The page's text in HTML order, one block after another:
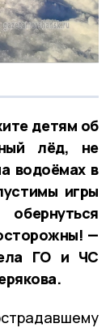
детям об
лёд, не
водоёмах в
игры
—
ГО и ЧС